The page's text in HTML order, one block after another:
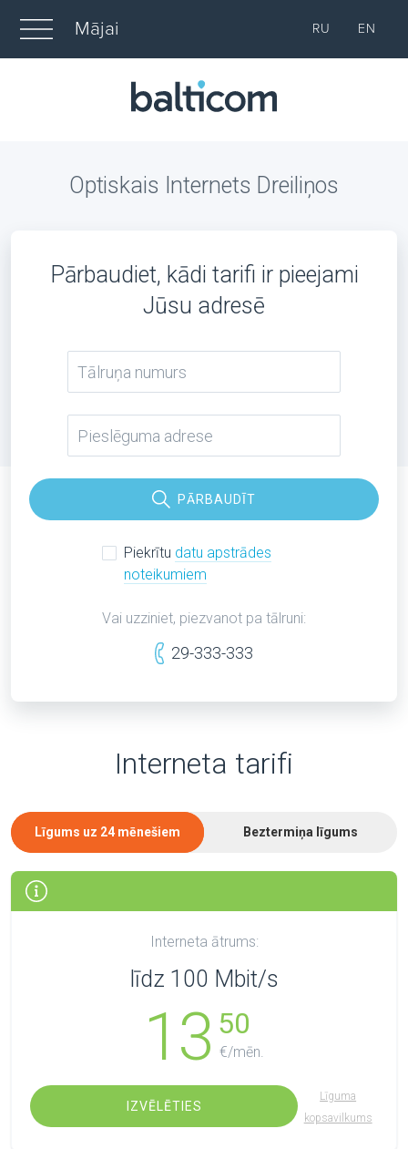
Mājai RU EN
Optiskais Internets Dreiliņos
Pārbaudiet, kādi tarifi ir pieejami
Jūsu adresē
PĀRBAUDĪT
Piekrītu datu apstrādes
noteikumiem
Vai uzziniet, piezvanot pa tālruni:
29-333-333
Interneta tarifi
Līgums uz 24 mēnešiem Beztermiņa līgums
Interneta ātrums:
līdz 100 Mbit/s
13 50
€/mēn.
IZVĒLĒTIES
Līguma
kopsavilkums